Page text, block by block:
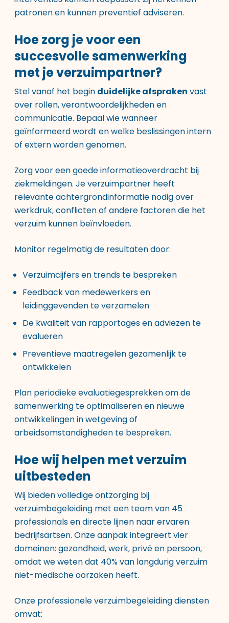
patronen en kunnen preventief adviseren.
Hoe zorg je voor een
succesvolle samenwerking
met je verzuimpartner?
Stel vanaf het begin duidelijke afspraken vast
over rollen, verantwoordelijkheden en
communicatie. Bepaal wie wanneer
geïnformeerd wordt en welke beslissingen intern
of extern worden genomen.
Zorg voor een goede informatieoverdracht bij
ziekmeldingen. Je verzuimpartner heeft
relevante achtergrondinformatie nodig over
werkdruk, conflicten of andere factoren die het
verzuim kunnen beïnvloeden.
Monitor regelmatig de resultaten door:
Verzuimcijfers en trends te bespreken
Feedback van medewerkers en
leidinggevenden te verzamelen
De kwaliteit van rapportages en adviezen te
evalueren
Preventieve maatregelen gezamenlijk te
ontwikkelen
Plan periodieke evaluatiegesprekken om de
samenwerking te optimaliseren en nieuwe
ontwikkelingen in wetgeving of
arbeidsomstandigheden te bespreken.
Hoe wij helpen met verzuim
uitbesteden
Wij bieden volledige ontzorging bij
verzuimbegeleiding met een team van 45
professionals en directe lijnen naar ervaren
bedrijfsartsen. Onze aanpak integreert vier
domeinen: gezondheid, werk, privé en persoon,
omdat we weten dat 40% van langdurig verzuim
niet-medische oorzaken heeft.
Onze professionele verzuimbegeleiding diensten
omvat: